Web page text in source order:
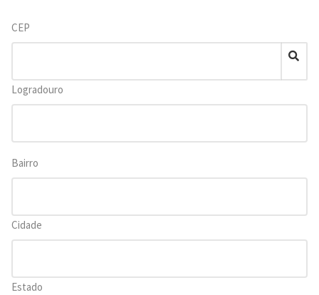
CEP
Logradouro
Bairro
Cidade
Estado